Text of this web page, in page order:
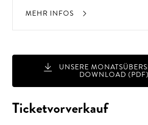
MEHR INFOS
UNSERE
DOWNLOAD (PDF)
Ticketvorverkauf